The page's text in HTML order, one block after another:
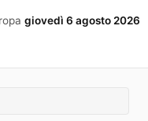
giovedì 6 agosto 2026